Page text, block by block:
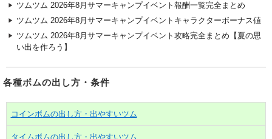
ツムツム 2026年8月サマーキャンプイベント報酬一覧完全まとめ
ツムツム 2026年8月サマーキャンプイベントキャラクターボーナス値
ツムツム 2026年8月サマーキャンプイベント攻略完全まとめ【夏の思
い出を作ろう】
各種ボムの出し方・条件
コインボムの出し方・出やすいツム
タイムボムの出し方・出やすいツム